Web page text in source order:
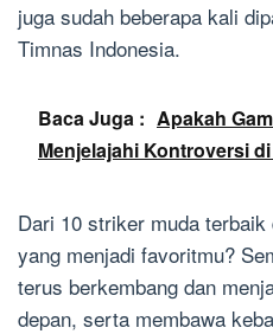
juga sudah beberapa kali
Timnas Indonesia.
Baca Juga : Apakah
Menjelajahi Kontroversi
Dari 10 striker muda
yang menjadi favoritmu?
terus berkembang dan
depan, serta membawa